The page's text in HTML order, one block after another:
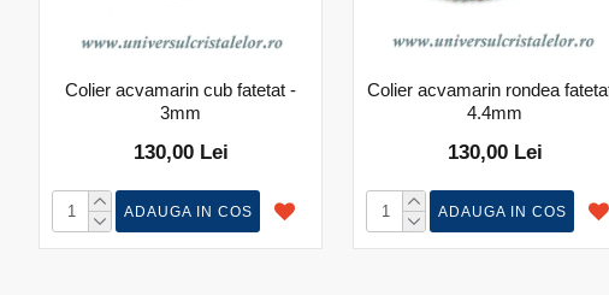
Colier acvamarin cub fatetat -
3mm
130,00 Lei
ADAUGA IN COS
Colier acvamarin rondea
4.4mm
130,00 Lei
ADAUGA IN COS